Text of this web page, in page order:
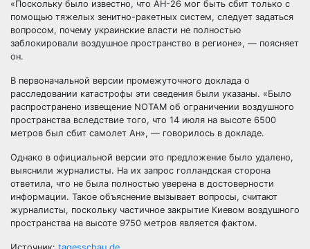
«Поскольку было известно, что АН-26 мог быть сбит только с
помощью тяжелых зенитно-ракетных систем, следует задаться
вопросом, почему украинские власти не полностью
заблокировали воздушное пространство в регионе», — поясняет
он.
В первоначальной версии промежуточного доклада о
расследовании катастрофы эти сведения были указаны. «Было
распространено извещение NOTAM об ограничении воздушного
пространства вследствие того, что 14 июля на высоте 6500
метров был сбит самолет Ан», — говорилось в докладе.
Однако в официальной версии это предложение было удалено,
выяснили журналисты. На их запрос голландская сторона
ответила, что не была полностью уверена в достоверности
информации. Такое объяснение вызывает вопросы, считают
журналисты, поскольку частичное закрытие Киевом воздушного
пространства на высоте 9750 метров является фактом.